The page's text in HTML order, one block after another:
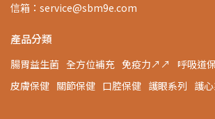
信箱：service@sbm9e.com
產品分類
腸胃益生菌 全方位補充 免疫力↗↗ 呼吸道
皮膚保健 關節保健 口腔保健 護眼系列 護